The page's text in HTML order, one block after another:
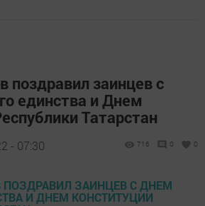
поздравил заинцев с
единства и Днем
Татарстан
- 07:30 716 0 0